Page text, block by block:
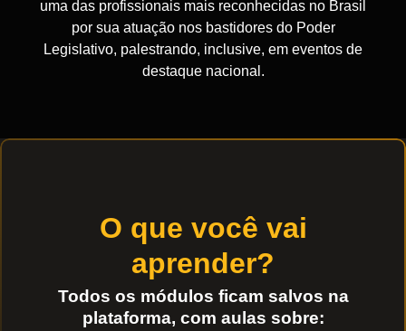
uma das profissionais mais reconhecidas no Brasil
por sua atuação nos bastidores do Poder
Legislativo, palestrando, inclusive, em eventos de
destaque nacional.
O que você vai
aprender?
Todos os módulos ficam salvos na
plataforma, com aulas sobre: